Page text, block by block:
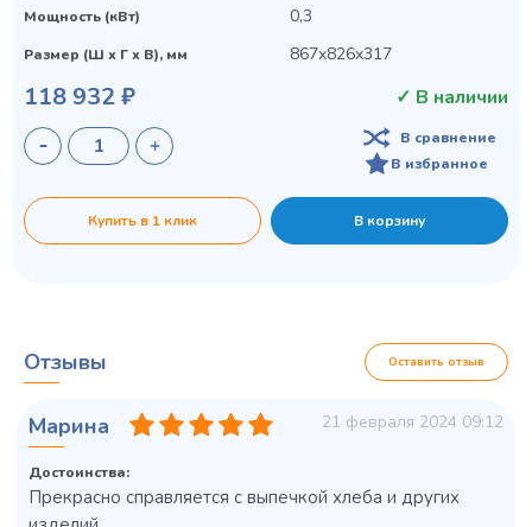
45 900 ₽ ✓ В наличии
В сравнение
В избранное
Мощность (кВт) 0,3
Размер (Ш х Г х В), мм 867x826x317
118 932 ₽ ✓ В наличии
В сравнение
В избранное
Купить в 1 клик В корзину
Отзывы Оставить отзыв
Марина 21 февраля 2024 09:12
Достоинства:
Прекрасно справляется с выпечкой хлеба и других